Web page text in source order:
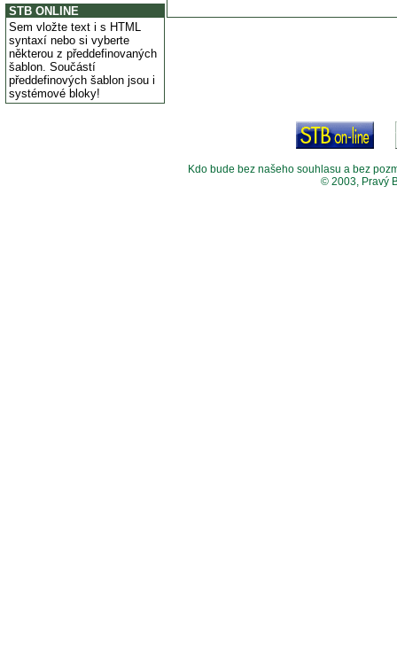
STB ONLINE
Sem vložte text i s HTML
syntaxí nebo si vyberte
některou z předdefinovaných
šablon. Součástí
předdefinových šablon jsou i
systémové bloky!
Kdo bude bez našeho souhlasu a bez
© 2003, Pravý